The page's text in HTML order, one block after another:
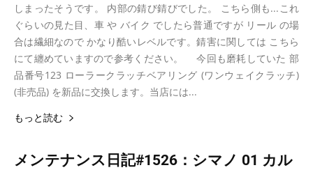
しまったそうです。 内部の錆び錆びでした。 こちら側も...これ
ぐらいの見た目、車 や バイク でしたら普通ですが リール の場
合は繊細なので かなり酷いレベルです。錆害に関しては こちら
にて纏めていますので参考ください。 今回も磨耗していた 部
品番号123 ローラークラッチベアリング (ワンウェイクラッチ)
(非売品) を新品に交換します。当店には...
もっと読む
メンテナンス日記#1526：シマノ 01 カル